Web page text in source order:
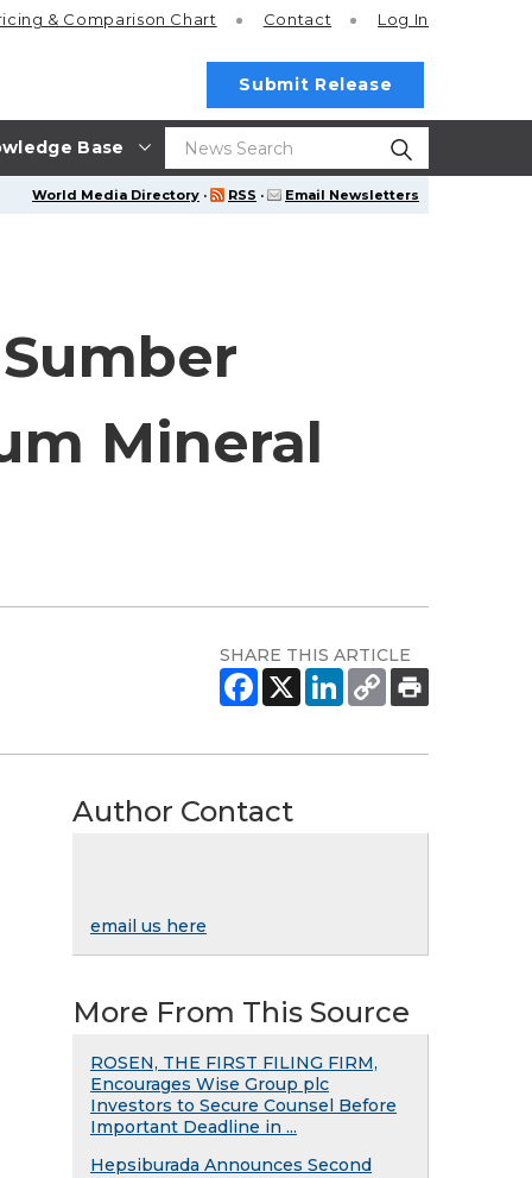
Base
& Comparison Chart Contact Log In
Submit Release
World Media Directory · RSS · Email Newsletters
Mineral
SHARE THIS ARTICLE
Author Contact
email us here
More From This Source
ROSEN, THE FIRST FILING FIRM,
Encourages Wise Group plc
Investors to Secure Counsel Before
Important Deadline in ...
Hepsiburada Announces Second